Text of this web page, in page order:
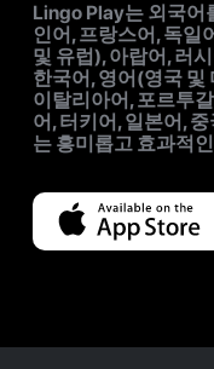
Lingo Play는 외국어
인어, 프랑스어, 독일
및 유럽), 아랍어, 러
한국어, 영어(영국 및
이탈리아어, 포르투
어, 터키어, 일본어,
는 흥미롭고 효과적